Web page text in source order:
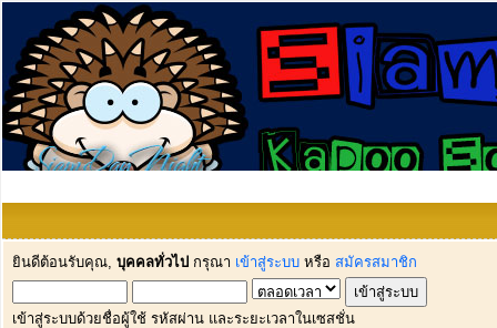
ยินดีต้อนรับคุณ, บุคคลทั่วไป กรุณา เข้าสู่ระบบ หรือ สมัครสมาชิก
เข้าสู่ระบบด้วยชื่อผู้ใช้ รหัสผ่าน และระยะเวลาในเซสชั่น